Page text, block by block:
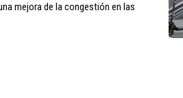
mejora de la congestión en las